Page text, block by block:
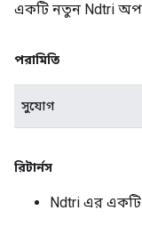
একটি নতুন Ndtri
পরামিতি
সুযোগ
রিটার্নস
Ndtri এর